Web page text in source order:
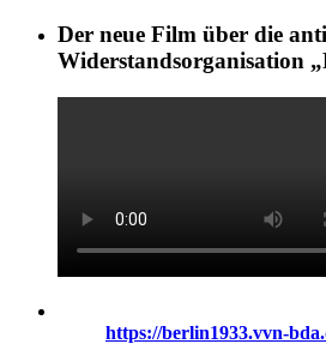
Der neue Film über die
Widerstandsorganisation
https://berlin1933.vvn-